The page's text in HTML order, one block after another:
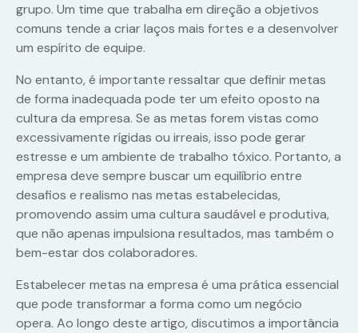
grupo. Um time que trabalha em direção a objetivos
comuns tende a criar laços mais fortes e a desenvolver
um espírito de equipe.
No entanto, é importante ressaltar que definir metas
de forma inadequada pode ter um efeito oposto na
cultura da empresa. Se as metas forem vistas como
excessivamente rígidas ou irreais, isso pode gerar
estresse e um ambiente de trabalho tóxico. Portanto, a
empresa deve sempre buscar um equilíbrio entre
desafios e realismo nas metas estabelecidas,
promovendo assim uma cultura saudável e produtiva,
que não apenas impulsiona resultados, mas também o
bem-estar dos colaboradores.
Estabelecer metas na empresa é uma prática essencial
que pode transformar a forma como um negócio
opera. Ao longo deste artigo, discutimos a importância